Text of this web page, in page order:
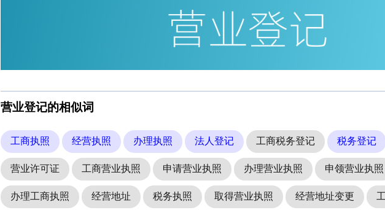
营业登记的相似词
工商执照 经营执照 办理执照 法人登记 工商税务登记 税务登记
营业许可证 工商营业执照 申请营业执照 办理营业执照 申领营业执照
办理工商执照 经营地址 税务执照 取得营业执照 经营地址变更